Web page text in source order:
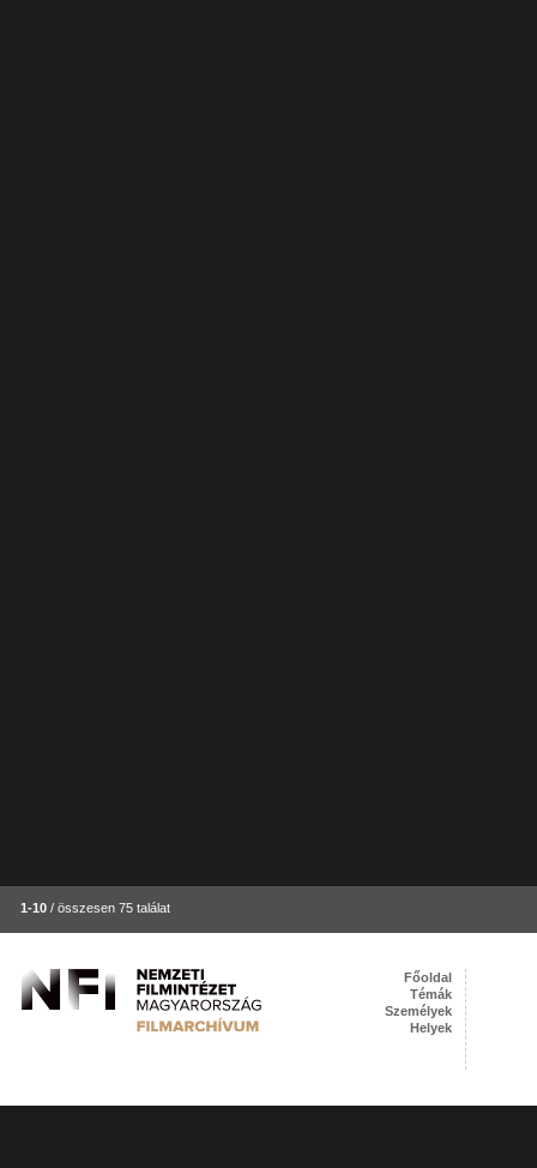
1-10 / összesen 75 találat
Főoldal
Témák
Személyek
Helyek